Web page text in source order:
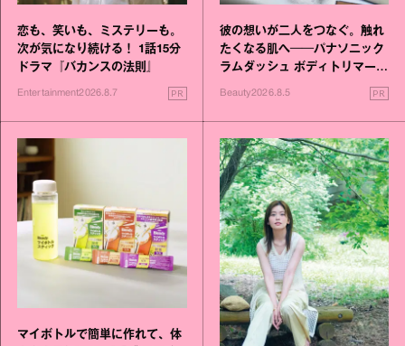
恋も、笑いも、ミステリーも。
次が気になり続ける！ 1話15分
ドラマ『バカンスの法則』
Entertainment2026.8.7 PR
彼の想いが二人をつなぐ。触れ
たくなる肌へ──パナソニック
ラムダッシュ ボディトリマーが
Beauty2026.8.5 PR
マイボトルで簡単に作れて、体